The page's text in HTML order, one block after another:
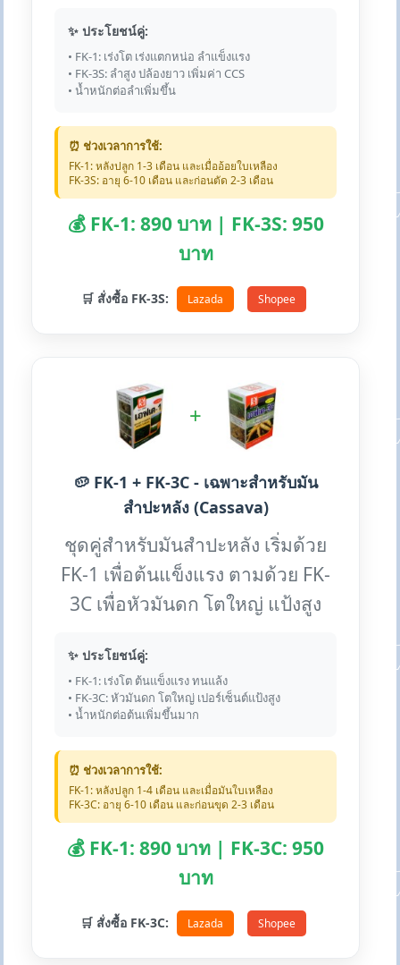
✨ ประโยชน์คู่:
• FK-1: เร่งโต เร่งแตกหน่อ ลำแข็งแรง
• FK-3S: ลำสูง ปล้องยาว เพิ่มค่า CCS
• น้ำหนักต่อลำเพิ่มขึ้น
⏰ ช่วงเวลาการใช้:
FK-1: หลังปลูก 1-3 เดือน และเมื่ออ้อยใบเหลือง
FK-3S: อายุ 6-10 เดือน และก่อนตัด 2-3 เดือน
💰 FK-1: 890 บาท | FK-3S: 950
บาท
🛒 สั่งซื้อ FK-3S: Lazada Shopee
+
🥔 FK-1 + FK-3C - เฉพาะสำหรับมัน
สำปะหลัง (Cassava)
ชุดคู่สำหรับมันสำปะหลัง เริ่มด้วย
FK-1 เพื่อต้นแข็งแรง ตามด้วย FK-
3C เพื่อหัวมันดก โตใหญ่ แป้งสูง
✨ ประโยชน์คู่:
• FK-1: เร่งโต ต้นแข็งแรง ทนแล้ง
• FK-3C: หัวมันดก โตใหญ่ เปอร์เซ็นต์แป้งสูง
• น้ำหนักต่อต้นเพิ่มขึ้นมาก
⏰ ช่วงเวลาการใช้:
FK-1: หลังปลูก 1-4 เดือน และเมื่อมันใบเหลือง
FK-3C: อายุ 6-10 เดือน และก่อนขุด 2-3 เดือน
💰 FK-1: 890 บาท | FK-3C: 950
บาท
🛒 สั่งซื้อ FK-3C: Lazada Shopee